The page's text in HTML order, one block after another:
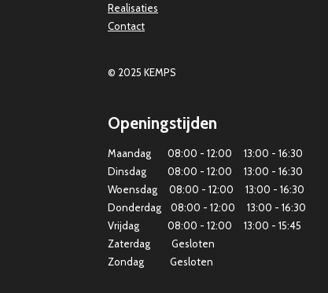
Realisaties
Contact
© 2025 KEMPS
Openingstijden
Maandag 08:00 - 12:00 13:00 - 16:30
Dinsdag 08:00 - 12:00 13:00 - 16:30
Woensdag 08:00 - 12:00 13:00 - 16:30
Donderdag 08:00 - 12:00 13:00 - 16:30
Vrijdag 08:00 - 12:00 13:00 - 15:45
Zaterdag Gesloten
Zondag Gesloten